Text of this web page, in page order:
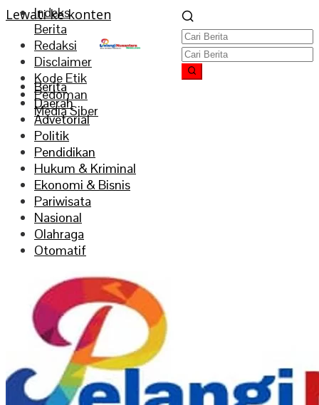
Lewati ke konten
Indeks
Berita
Redaksi
Disclaimer
Kode Etik
Pedoman
Media Siber
Berita
Daerah
Advetorial
Politik
Pendidikan
Hukum & Kriminal
Ekonomi & Bisnis
Pariwisata
Nasional
Olahraga
Otomatif